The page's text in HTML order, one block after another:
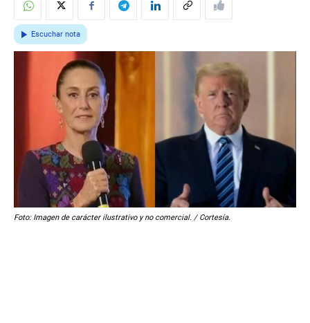
Escuchar nota
Foto: Imagen de carácter ilustrativo y no comercial. / Cortesía.